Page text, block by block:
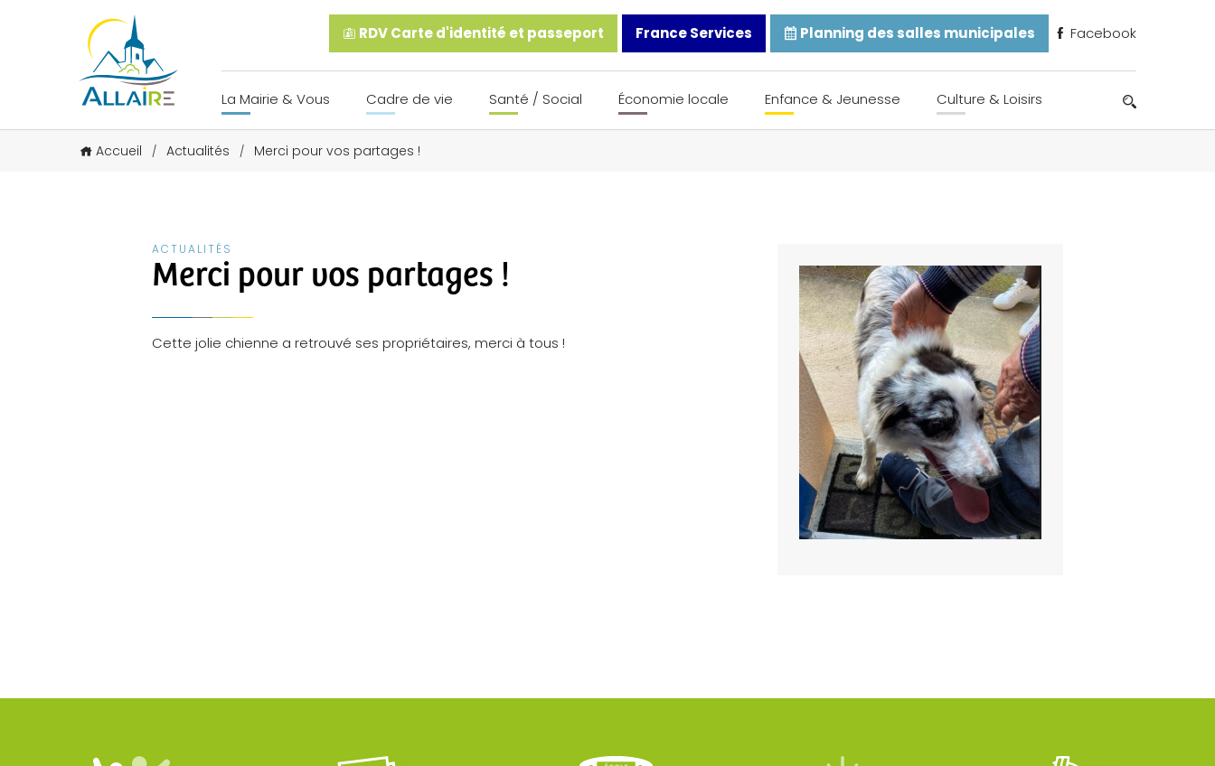
RDV Carte d'identité et passeport France Services Planning des salles municipales Facebook
La Mairie & Vous Cadre de vie Santé / Social Économie locale Enfance & Jeunesse Culture & Loisirs
Accueil / Actualités / Merci pour vos partages !
ACTUALITÉS
Merci pour vos partages !
Cette jolie chienne a retrouvé ses propriétaires, merci à tous !